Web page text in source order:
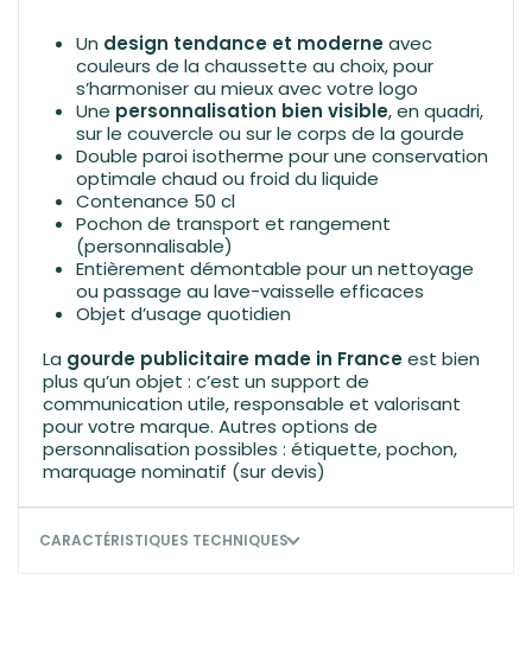
Un design tendance et moderneavec
couleurs de la chaussette au choix, pour
s’harmoniser au mieux avec votre logo
Une personnalisation bien visible, en quadri,
sur le couvercle ou sur le corps de la gourde
Double paroi isotherme pour une conservation
optimale chaud ou froid du liquide
Contenance 50 cl
Pochon de transport et rangement
(personnalisable)
Entièrement démontable pour un nettoyage
ou passage au lave-vaisselle efficaces
Objet d’usage quotidien
La gourde publicitaire made in Franceest bien
plus qu’un objet : c’est un support de
communication utile, responsable et valorisant
pour votre marque. Autres options de
personnalisation possibles : étiquette, pochon,
marquage nominatif (sur devis)
CARACTÉRISTIQUES TECHNIQUES